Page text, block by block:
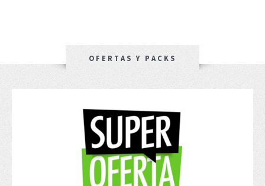
OFERTAS Y PACKS